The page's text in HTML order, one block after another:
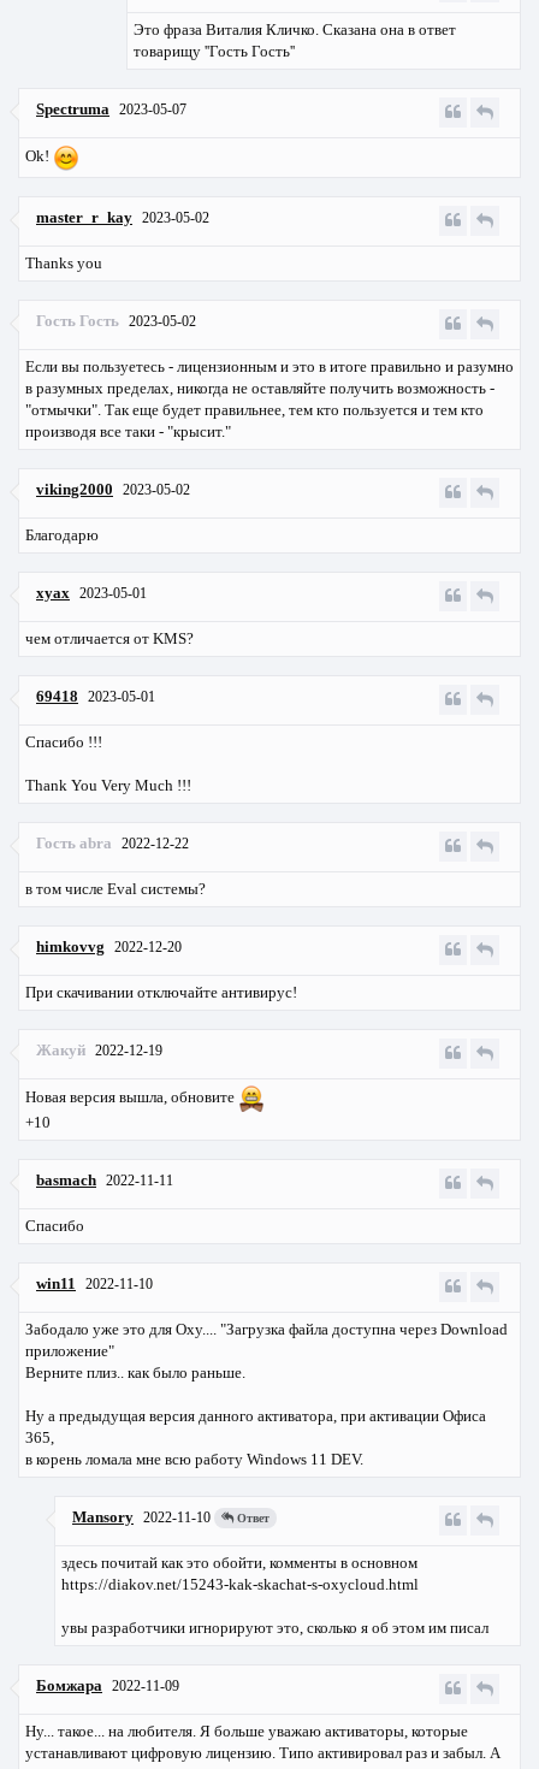
Это фраза Виталия Кличко. Сказана она в ответ
товарищу ''Гость Гость''
Spectruma 2023-05-07
Ok!
master_r_kay 2023-05-02
Thanks you
Гость Гость 2023-05-02
Если вы пользуетесь - лицензионным и это в итоге правильно и разумно
в разумных пределах, никогда не оставляйте получить возможность -
"отмычки". Так еще будет правильнее, тем кто пользуется и тем кто
производя все таки - "крысит."
viking2000 2023-05-02
Благодарю
xyax 2023-05-01
чем отличается от KMS?
69418 2023-05-01
Спасибо !!!
Thank You Very Much !!!
Гость abra 2022-12-22
в том числе Eval системы?
himkovvg 2022-12-20
При скачивании отключайте антивирус!
Жакуй 2022-12-19
Новая версия вышла, обновите
+10
basmach 2022-11-11
Спасибо
win11 2022-11-10
Забодало уже это для Oxy.... "Загрузка файла доступна через Download
приложение"
Верните плиз.. как было раньше.
Ну а предыдущая версия данного активатора, при активации Офиса
365,
в корень ломала мне всю работу Windows 11 DEV.
Mansory 2022-11-10 Ответ
здесь почитай как это обойти, комменты в основном
https://diakov.net/15243-kak-skachat-s-oxycloud.html
увы разработчики игнорируют это, сколько я об этом им писал
Бомжара 2022-11-09
Ну... такое... на любителя. Я больше уважаю активаторы, которые
устанавливают цифровую лицензию. Типо активировал раз и забыл. А